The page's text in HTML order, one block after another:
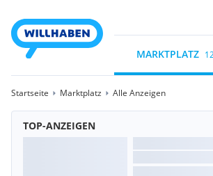
MARKTPLATZ
Startseite Marktplatz Alle Anzeigen
TOP-ANZEIGEN